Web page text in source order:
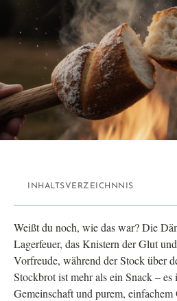
INHALTSVERZEICHNNIS
Weißt du noch, wie das war? Die
Lagerfeuer, das Knistern der Glut
Vorfreude, während der Stock über
Stockbrot ist mehr als ein Snack –
Gemeinschaft und purem,